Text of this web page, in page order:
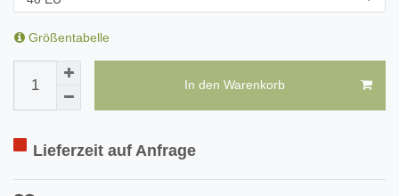
Größentabelle
In den Warenkorb
Lieferzeit auf Anfrage